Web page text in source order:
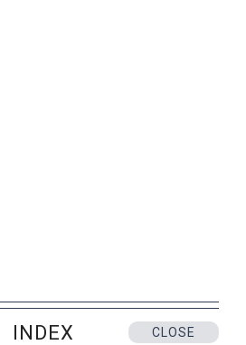
贈答マナー
INDEX CLOSE